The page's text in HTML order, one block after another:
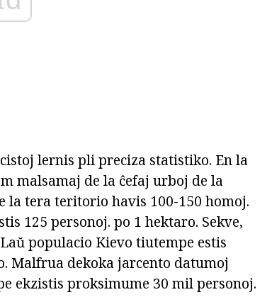
lernis pli preciza statistiko. En la
malsamaj de la ĉefaj urboj de la
la tera teritorio havis 100-150 homoj.
125 personoj. po 1 hektaro. Sekve,
populacio Kievo tiutempe estis
Malfrua dekoka jarcento datumoj
ekzistis proksimume 30 mil personoj.